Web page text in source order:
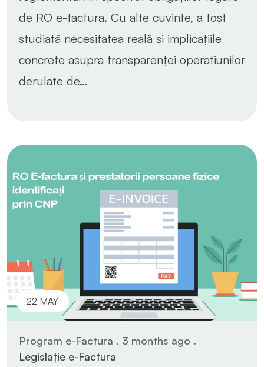
de RO e-factura. Cu alte cuvinte, a fost
studiată necesitatea reală și implicațiile
concrete asupra transparenței operațiunilor
derulate de…
22 MAY
Program e-Factura . 3 months ago .
Legislație e-Factura